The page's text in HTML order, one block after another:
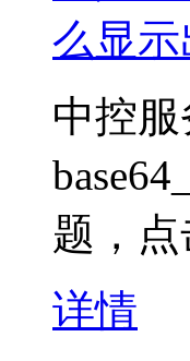
么显示
中控
题，
详情